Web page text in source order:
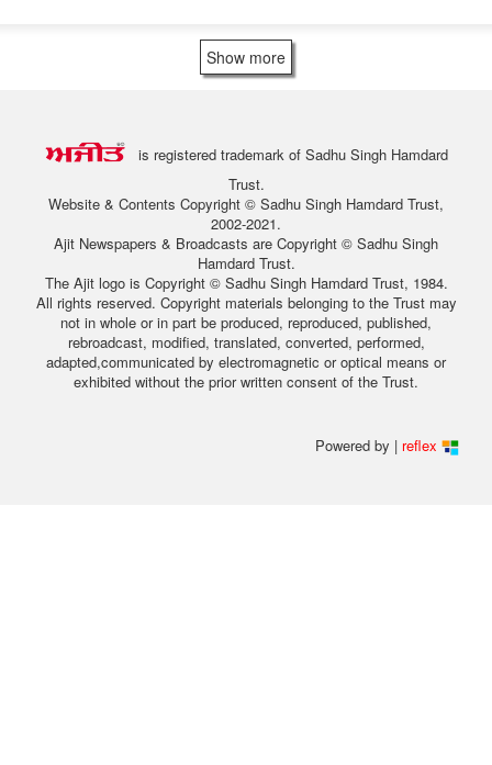
Show more
is registered trademark of Sadhu Singh Hamdard
Trust.
Website & Contents Copyright © Sadhu Singh Hamdard Trust,
2002-2021.
Ajit Newspapers & Broadcasts are Copyright © Sadhu Singh
Hamdard Trust.
The Ajit logo is Copyright © Sadhu Singh Hamdard Trust, 1984.
All rights reserved. Copyright materials belonging to the Trust may
not in whole or in part be produced, reproduced, published,
rebroadcast, modified, translated, converted, performed,
adapted,communicated by electromagnetic or optical means or
exhibited without the prior written consent of the Trust.
Powered by | reflex